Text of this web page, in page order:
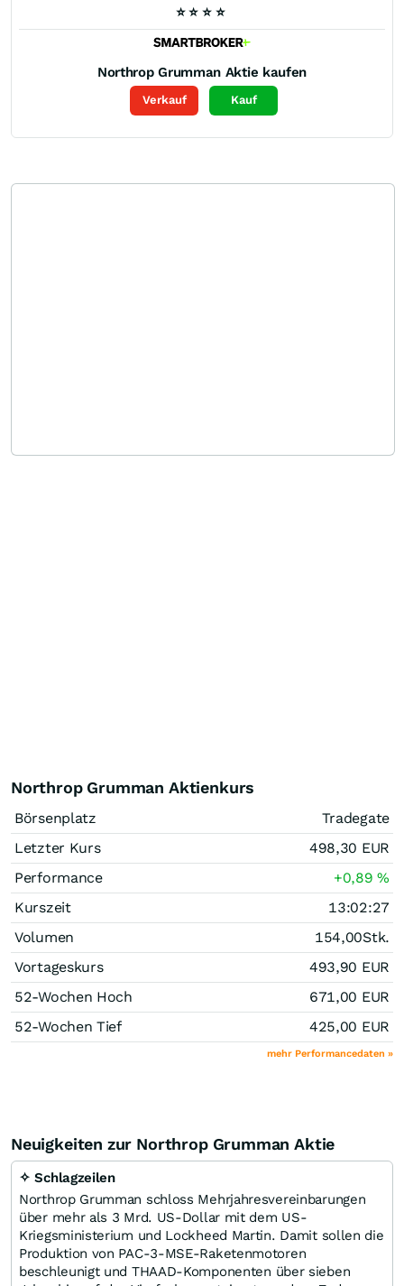
⭐ ⭐ ⭐ ⭐
Northrop Grumman Aktie kaufen
Verkauf Kauf
Northrop Grumman Aktienkurs
Börsenplatz
Tradegate
Letzter Kurs
498,30 EUR
Performance
+0,89%
Kurszeit
13:02:27
Volumen
154,00Stk.
Vortageskurs
493,90 EUR
52-Wochen Hoch
671,00 EUR
52-Wochen Tief
425,00 EUR
mehr Performancedaten »
Neuigkeiten zur Northrop Grumman Aktie
✧ Schlagzeilen
Northrop Grumman schloss Mehrjahresvereinbarungen
über mehr als 3 Mrd. US-Dollar mit dem US-
Kriegsministerium und Lockheed Martin. Damit sollen die
Produktion von PAC-3-MSE-Raketenmotoren
beschleunigt und THAAD-Komponenten über sieben